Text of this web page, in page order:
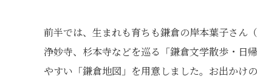
前半では、生まれも育ちも鎌倉の岸本葉子さん
浄妙寺、杉本寺などを巡る「鎌倉文学散歩・日
やすい「鎌倉地図」を用意しました。お出かけ